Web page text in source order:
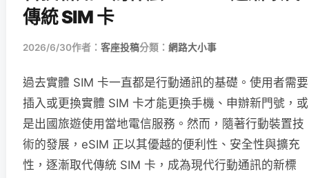
傳統 SIM 卡
2026/6/30作者： 客座投稿分類： 網路大小事
過去實體 SIM 卡一直都是行動通訊的基礎。使用者需要
插入或更換實體 SIM 卡才能更換手機、申辦新門號，或
是出國旅遊使用當地電信服務。然而，隨著行動裝置技
術的發展，eSIM 正以其優越的便利性、安全性與擴充
性，逐漸取代傳統 SIM 卡，成為現代行動通訊的新標